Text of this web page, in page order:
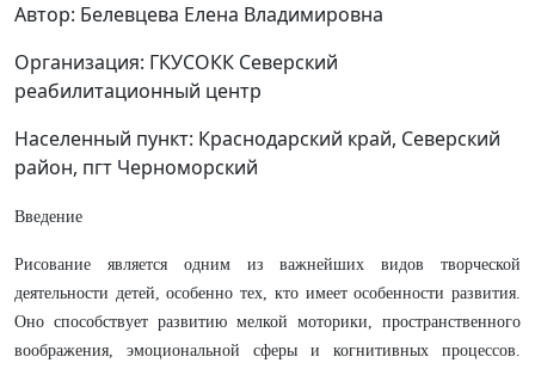
Автор: Белевцева Елена Владимировна
Организация: ГКУСОКК Северский
реабилитационный центр
Населенный пункт: Краснодарский край, Северский
район, пгт Черноморский
Введение
Рисование является одним из важнейших видов творческой
деятельности детей, особенно тех, кто имеет особенности развития.
Оно способствует развитию мелкой моторики, пространственного
воображения, эмоциональной сферы и когнитивных процессов.